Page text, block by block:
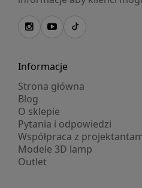
Informacje
Strona główna
Blog
O sklepie
Pytania i odpowiedzi
Współpraca z
Modele 3D lamp
Outlet